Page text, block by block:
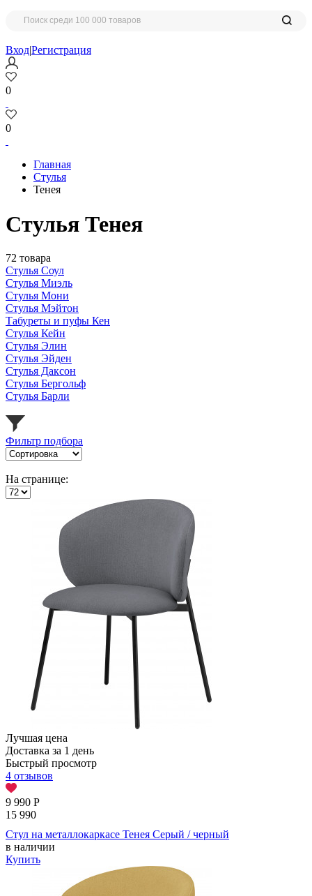
Вход|Регистрация
0
0
Главная
Стулья
Тенея
Стулья Тенея
72 товара
Стулья Соул
Стулья Миэль
Стулья Мони
Стулья Мэйтон
Табуреты и пуфы Кен
Стулья Кейн
Стулья Элин
Стулья Эйден
Стулья Даксон
Стулья Бергольф
Стулья Барли
Фильтр подбора
На странице:
Лучшая цена
Доставка за 1 день
Быстрый просмотр
4 отзывов
9 990 Р
15 990
Стул на металлокаркасе Тенея Серый / черный
в наличии
Купить